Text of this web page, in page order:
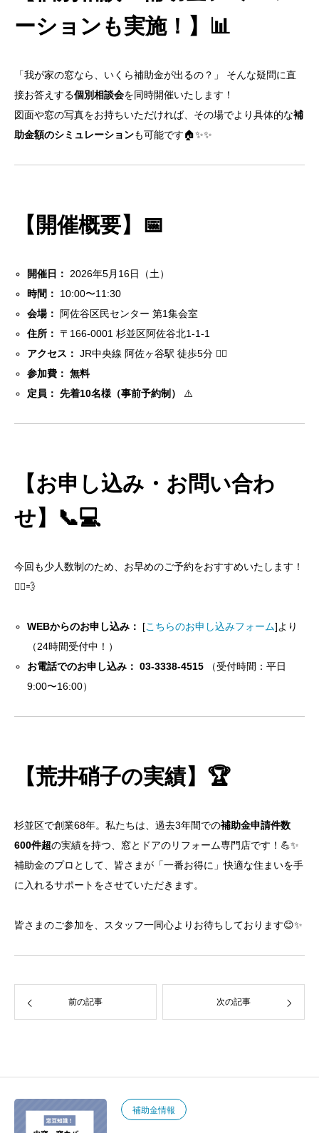
ーションも実施！】📊
「我が家の窓なら、いくら補助金が出るの？」 そんな疑問に直
接お答えする個別相談会を同時開催いたします！
図面や窓の写真をお持ちいただければ、その場でより具体的な補
助金額のシミュレーションも可能です🏠✨✨
【開催概要】📅
開催日：
2026年5月16日（土）
時間：
10:00〜11:30
会場：
阿佐谷区民センター 第1集会室
住所：
〒166-0001 杉並区阿佐谷北1-1-1
アクセス： JR中央線 阿佐ヶ谷駅 徒歩5分 🚶‍♂️
参加費： 無料
定員： 先着10名様（事前予約制） ⚠️
【お申し込み・お問い合わ
せ】📞💻
今回も少人数制のため、お早めのご予約をおすすめいたします！
🏃‍♀️💨
WEBからのお申し込み： [こちらのお申し込みフォーム]より
（24時間受付中！）
お電話でのお申し込み： 03-3338-4515 （受付時間：平日
9:00〜16:00）
【荒井硝子の実績】🏆
杉並区で創業68年。私たちは、過去3年間での補助金申請件数
600件超の実績を持つ、窓とドアのリフォーム専門店です！💪✨
補助金のプロとして、皆さまが「一番お得に」快適な住まいを手
に入れるサポートをさせていただきます。
皆さまのご参加を、スタッフ一同心よりお待ちしております😊✨
前の記事 次の記事
補助金情報